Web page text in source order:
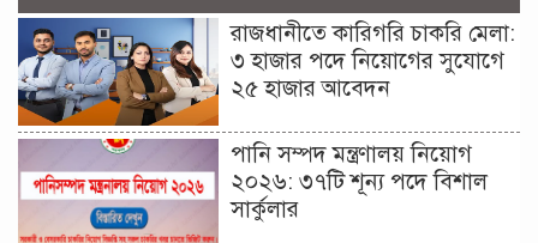
রাজধানীতে কারিগরি চাকরি মেলা:
৩ হাজার পদে নিয়োগের সুযোগে
২৫ হাজার আবেদন
পানি সম্পদ মন্ত্রণালয় নিয়োগ
২০২৬: ৩৭টি শূন্য পদে বিশাল
সার্কুলার